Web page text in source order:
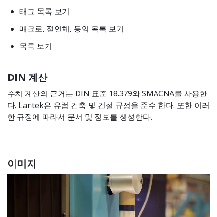
태그 목록 보기
매크로, 절연체, 등의 목록 보기
목록 보기
DIN 계산
수치 계산의 근거는 DIN 표준 18.379와 SMACNA를 사용한
다. Lantek은 유럽 건축 및 건설 규정을 준수 한다. 또한 이러
한 규정에 따라서 문서 및 정보를 생성한다.
이미지